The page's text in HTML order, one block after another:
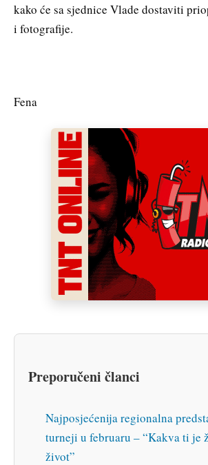
kako će sa sjednice Vlade dostaviti
i fotografije.
Fena
Preporučeni članci
Najposjećenija regionalna
turneji u februaru – “Kakva ti je
život”